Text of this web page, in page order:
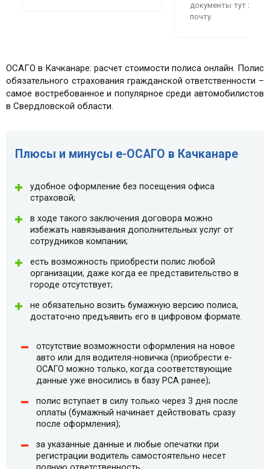
документы тут же
почту.
ОСАГО в Качканаре: расчет стоимости полиса онлайн. Полис
обязательного страхования гражданской ответственности –
самое востребованное и популярное среди автомобилистов
в Свердловской области.
Плюсы и минусы e-ОСАГО в Качканаре
удобное оформление без посещения офиса
страховой;
в ходе такого заключения договора можно
избежать навязывания дополнительных услуг от
сотрудников компании;
есть возможность приобрести полис любой
организации, даже когда ее представительство в
городе отсутствует;
не обязательно возить бумажную версию полиса,
достаточно предъявить его в цифровом формате.
отсутствие возможности оформления на новое
авто или для водителя-новичка (приобрести e-
ОСАГО можно только, когда соответствующие
данные уже вносились в базу РСА ранее);
полис вступает в силу только через 3 дня после
оплаты (бумажный начинает действовать сразу
после оформления);
за указанные данные и любые опечатки при
регистрации водитель самостоятельно несет
полную ответственность.